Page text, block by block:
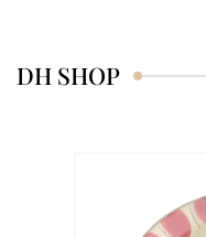
DH SHOP